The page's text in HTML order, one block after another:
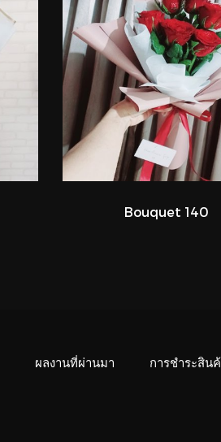
Bouquet 140
ผลงานที่ผ่านมา
การชำระสิน